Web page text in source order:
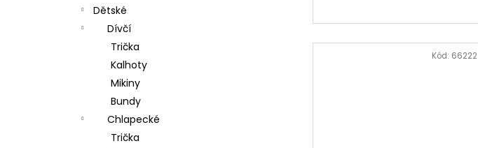
Dětské
Dívčí
Trička
Kalhoty
Mikiny
Bundy
Chlapecké
Trička
Kód: 66222